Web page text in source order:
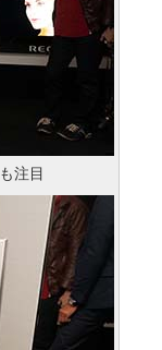
注目